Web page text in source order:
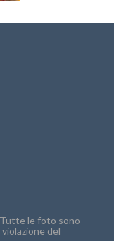
le foto sono
del